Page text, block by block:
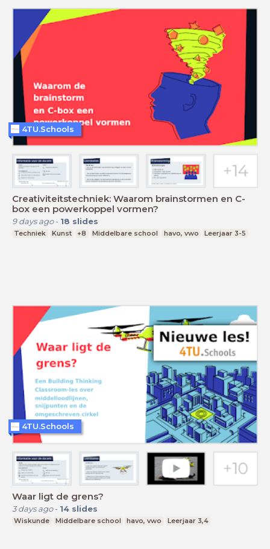
Creativiteitstechniek: Waarom brainstormen en C-
box een powerkoppel vormen?
9 days ago- 18 slides
Techniek Kunst +8 Middelbare school havo, vwo Leerjaar 3-5
4TU.Schools
Waar ligt de grens?
3 days ago- 14 slides
Wiskunde Middelbare school havo, vwo Leerjaar 3,4
4TU.Schools